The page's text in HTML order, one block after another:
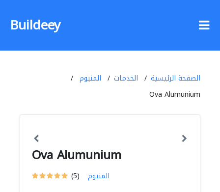
Buildeey
الصفحة الرئيسية الخدمات
المنيوم
Ova Alumunium
Ova Alumunium
(5) المنيوم